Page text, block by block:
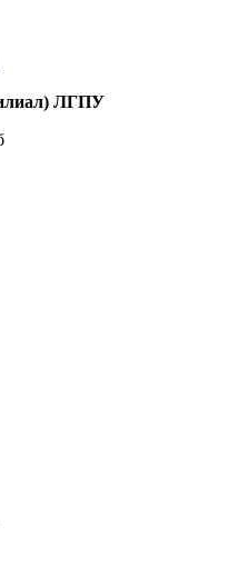
ЛГПУ